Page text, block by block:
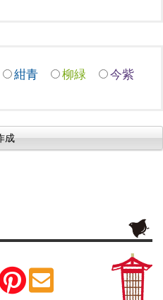
紺青 柳緑 今紫